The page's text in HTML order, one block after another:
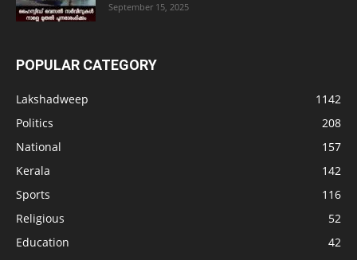
September 15, 2025
POPULAR CATEGORY
Lakshadweep
1142
Politics
208
National
157
Kerala
142
Sports
116
Religious
52
Education
42